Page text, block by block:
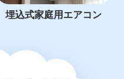
埋込式家庭用エアコン